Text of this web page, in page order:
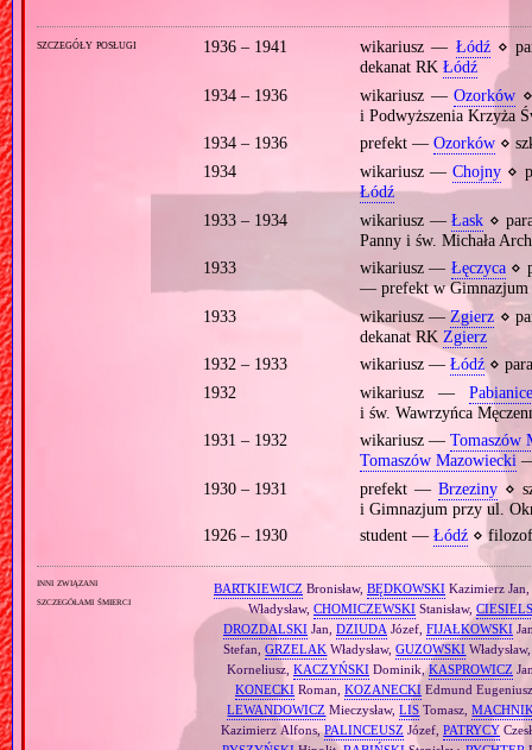
szczegóły posługi 1936 – 1941 wikariusz — Łódź⋄
dekanat RK Łódź
1934 – 1936
wikariusz —Ozorków
i Podwyższenia Krzyża
1934 – 1936
prefekt — Ozorków⋄
1934
wikariusz —Chojny ⋄
Łódź
1933 – 1934
wikariusz —Łask ⋄
Panny i św. Michała
1933
wikariusz — Łęczyca⋄
— prefekt w Gimnazjum
1933
wikariusz —Zgierz ⋄
dekanat RK Zgierz
1932 – 1933
wikariusz — Łódź⋄
1932
wikariusz — Pabianice
i św. Wawrzyńca
1931 – 1932
wikariusz — Tomaszów
Tomaszów Mazowiecki—
1930 – 1931
prefekt —Brzeziny ⋄
i Gimnazjum przy ul.
1926 – 1930
student — Łódź⋄
inni związani
szczegółami śmierci
BARTKIEWICZ Bronisław, BĘDKOWSKIKazimierz Jan,
Władysław, CHOMICZEWSKIStanisław,
DROZDALSKIJan, DZIUDA Józef, FIJAŁKOWSKI
Stefan,GRZELAK Władysław,GUZOWSKI
Korneliusz, KACZYŃSKIDominik,KASPROWICZ
KONECKIRoman, KOZANECKIEdmund
LEWANDOWICZ Mieczysław,LIS Tomasz,
Kazimierz Alfons,PALINCEUSZ Józef, PATRYCY